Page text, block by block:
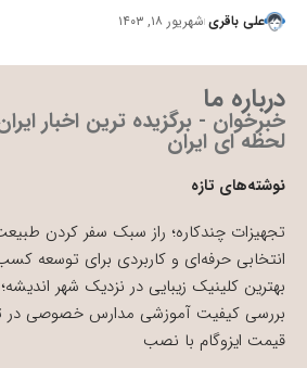
علی باقری شهریور ۱۸, ۱۴۰۳
درباره ما
خبرخوان - برگزیده ترین اخبار
لحظه ای ایران
نوشته‌های تازه
تجهیزات چندکاره؛ راز سبک سفر کردن
انتخابی حرفه‌ای و کاربردی برای توسعه
بهترین کلینیک زیبایی در نزدیک شهر
بررسی کیفیت آموزشی مدارس خصوصی در
قیمت ایزوگام با نصب